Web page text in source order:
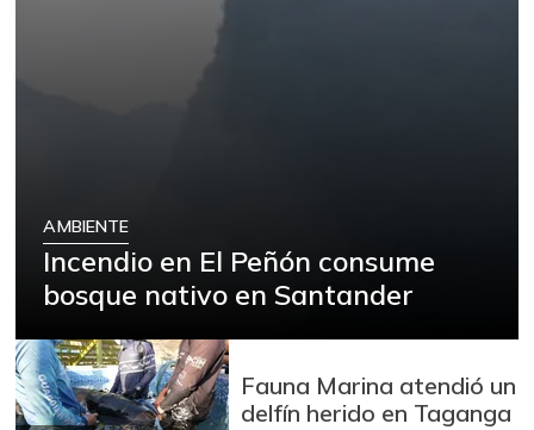
AMBIENTE
Incendio en El Peñón consume
bosque nativo en Santander
Fauna Marina atendió un
delfín herido en Taganga